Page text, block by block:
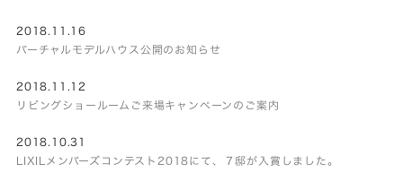
2018.11.16
バーチャルモデルハウス公開のお知らせ
2018.11.12
リビングショールームご来場キャンペーンのご案内
2018.10.31
LIXILメンバーズコンテスト2018にて、７邸が入賞しました。